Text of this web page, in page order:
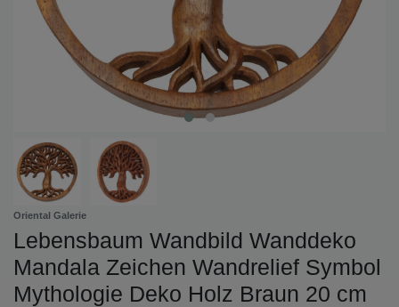
Oriental Galerie
Lebensbaum Wandbild Wanddeko
Mandala Zeichen Wandrelief Symbol
Mythologie Deko Holz Braun 20 cm